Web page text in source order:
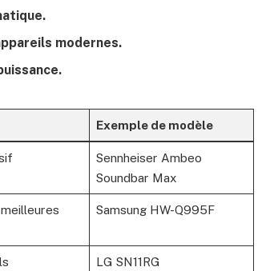
modernes.
Exemple de modèle
Sennheiser Ambeo
Soundbar Max
Samsung HW-Q995F
LG SN11RG